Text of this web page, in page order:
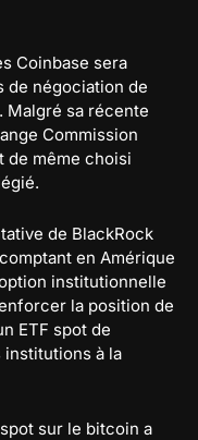
Coinbase sera
de négociation de
Malgré sa récente
Commission
de même choisi
de BlackRock
en Amérique
institutionnelle
la position de
ETF spot de
institutions à la
sur le bitcoin a